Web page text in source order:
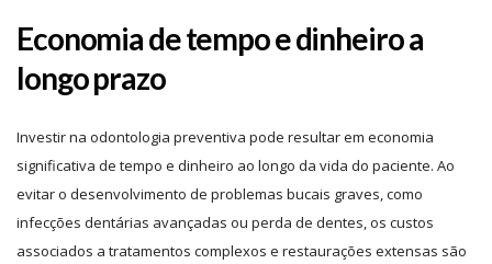
Economia de tempo e dinheiro a
longo prazo
Investir na odontologia preventiva pode resultar em economia
significativa de tempo e dinheiro ao longo da vida do paciente. Ao
evitar o desenvolvimento de problemas bucais graves, como
infecções dentárias avançadas ou perda de dentes, os custos
associados a tratamentos complexos e restaurações extensas são